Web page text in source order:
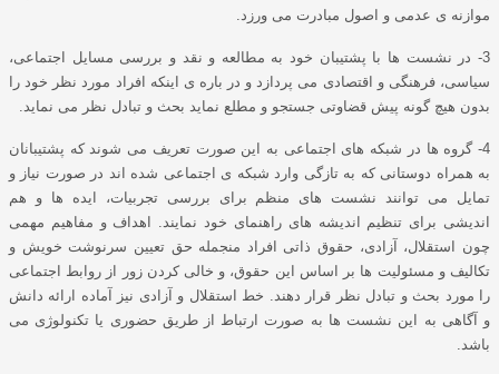
موازنه ی عدمی و اصول مبادرت می ورزد.
3- در نشست ها با پشتیبان خود به مطالعه و نقد و بررسی مسایل اجتماعی،
سیاسی، فرهنگی و اقتصادی می پردازد و در باره ی اینکه افراد مورد نظر خود را
بدون هیچ گونه پیش قضاوتی جستجو و مطلع نماید بحث و تبادل نظر می نماید.
4- گروه ها در شبکه های اجتماعی به این صورت تعریف می شوند که پشتیبانان
به همراه دوستانی که به تازگی وارد شبکه ی اجتماعی شده اند در صورت نیاز و
تمایل می توانند نشست های منظم برای بررسی تجربیات، ایده ها و هم
اندیشی برای تنظیم اندیشه های راهنمای خود نمایند. اهداف و مفاهیم مهمی
چون استقلال، آزادی، حقوق ذاتی افراد منجمله حق تعیین سرنوشت خویش و
تکالیف و مسئولیت ها بر اساس این حقوق، و خالی کردن زور از روابط اجتماعی
را مورد بحث و تبادل نظر قرار دهند. خط استقلال و آزادی نیز آماده ارائه دانش
و آگاهی به این نشست ها به صورت ارتباط از طریق حضوری یا تکنولوژی می
باشد.